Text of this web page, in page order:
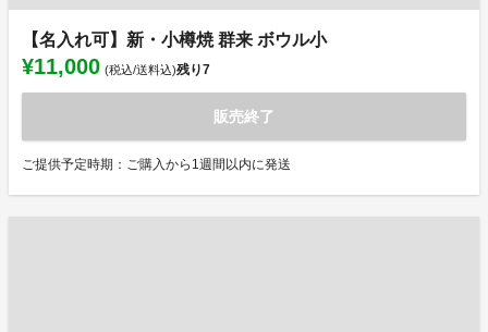
【名入れ可】新・小樽焼 群来 ボウル小
¥11,000 (税込/送料込)残り7
販売終了
ご提供予定時期：ご購入から1週間以内に発送